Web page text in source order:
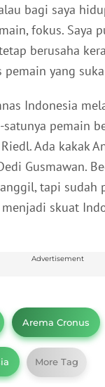
bagi saya
fokus. Saya
berusaha
pemain yang
Indonesia
satunya pemain
Ada kakak
Gusmawan.
tapi sudah
skuat
Advertisement
Arema Cronus
More Tag